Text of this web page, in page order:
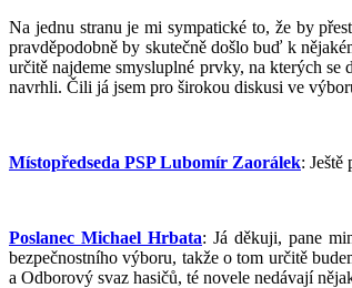
Na jednu stranu je mi sympatické to, že by
pravděpodobně by skutečně došlo buď k
určitě najdeme smysluplné prvky, na kterých
navrhli. Čili já jsem pro širokou diskusi ve
Místopředseda PSP Lubomír Zaorálek: Ještě
Poslanec Michael Hrbata: Já děkuji, pane
bezpečnostního výboru, takže o tom určitě
a Odborový svaz hasičů, té novele nedávají